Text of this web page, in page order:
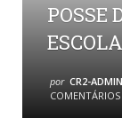
POSSE
por CR2-
COMENTÁRIOS